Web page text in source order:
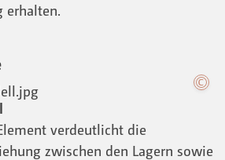
erhalten.
verdeutlicht die
zwischen den Lagern sowie